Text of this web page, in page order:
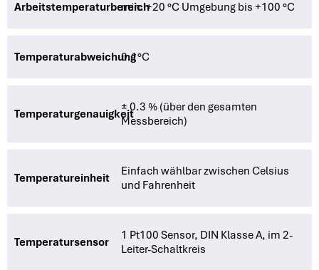
Arbeitstemperaturbereichmin. +20 °C Umgebung bis +100 °C
Temperaturabweichung0.1°C
Temperaturgenauigkeit± 0.3 % (über den gesamten
Messbereich)
Temperatureinheit
Einfach wählbar zwischen Celsius
und Fahrenheit
Temperatursensor
1 Pt100 Sensor, DIN Klasse A, im 2-
Leiter-Schaltkreis